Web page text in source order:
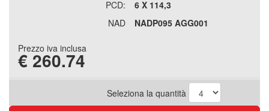
PCD:
6 X 114,3
NAD
NADP095 AGG001
Prezzo iva inclusa
€ 260.74
Seleziona la quantità